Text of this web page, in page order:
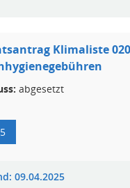
Klimaliste
abgesetzt
09.04.2025